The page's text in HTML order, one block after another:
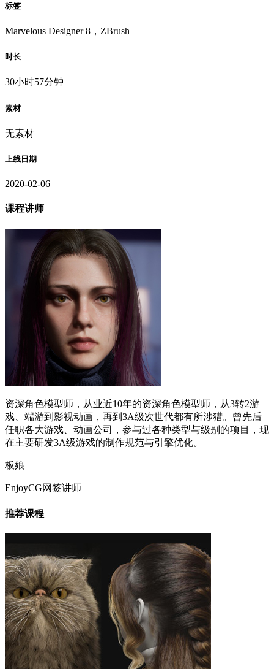
标签
Marvelous Designer 8，ZBrush
时长
30小时57分钟
素材
无素材
上线日期
2020-02-06
课程讲师
资深角色模型师，从业近10年的资深角色模型师，从3转2游
戏、端游到影视动画，再到3A级次世代都有所涉猎。曾先后
任职各大游戏、动画公司，参与过各种类型与级别的项目，现
在主要研发3A级游戏的制作规范与引擎优化。
板娘
EnjoyCG网签讲师
推荐课程